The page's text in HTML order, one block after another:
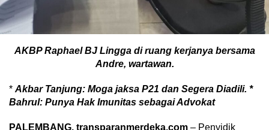
AKBP Raphael BJ Lingga di ruang kerjanya bersama
Andre, wartawan.
* Akbar Tanjung: Moga jaksa P21 dan Segera Diadili. *
Bahrul: Punya Hak Imunitas sebagai Advokat
PALEMBANG, transparanmerdeka.com – Penyidik